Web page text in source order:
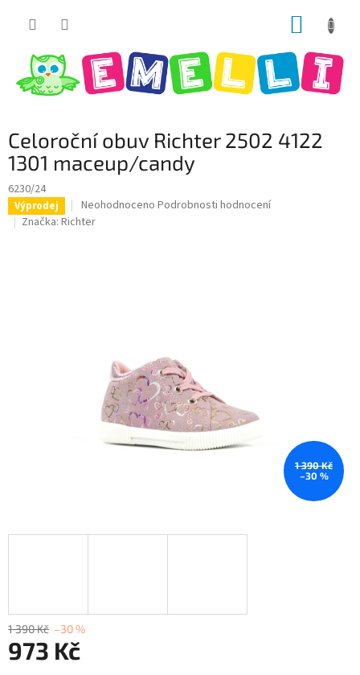
Celoroční obuv Richter 2502 4122
1301 maceup/candy
6230/24
Výprodej
Průměrné
hodnocení
Neohodnoceno Podrobnosti hodnocení
Značka: Richter
1 390 Kč
–30 %
1 390 Kč –30 %
973 Kč